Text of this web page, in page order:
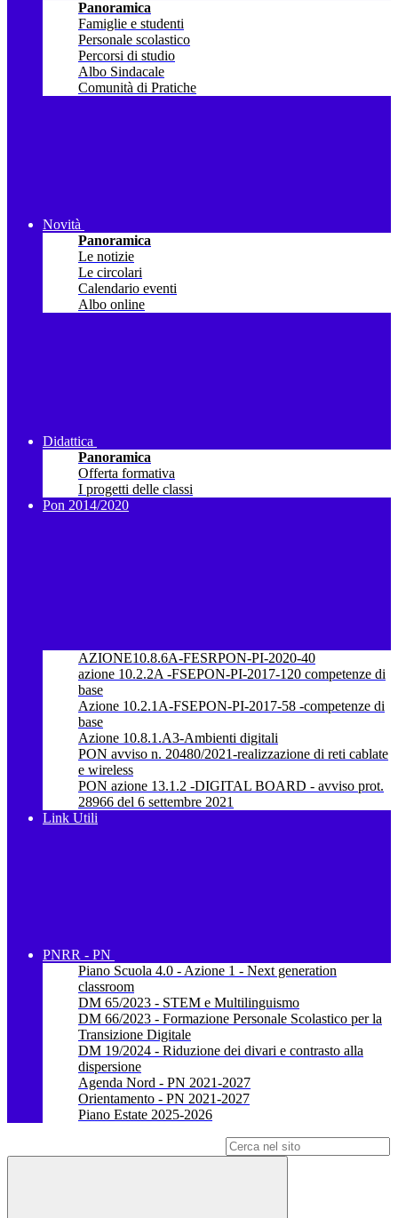
Panoramica
Famiglie e studenti
Personale scolastico
Percorsi di studio
Albo Sindacale
Comunità di Pratiche
Novità
Panoramica
Le notizie
Le circolari
Calendario eventi
Albo online
Didattica
Panoramica
Offerta formativa
I progetti delle classi
Pon 2014/2020
AZIONE10.8.6A-FESRPON-PI-2020-40
azione 10.2.2A -FSEPON-PI-2017-120 competenze di
base
Azione 10.2.1A-FSEPON-PI-2017-58 -competenze di
base
Azione 10.8.1.A3-Ambienti digitali
PON avviso n. 20480/2021-realizzazione di reti cablate
e wireless
PON azione 13.1.2 -DIGITAL BOARD - avviso prot.
28966 del 6 settembre 2021
Link Utili
PNRR - PN
Piano Scuola 4.0 - Azione 1 - Next generation
classroom
DM 65/2023 - STEM e Multilinguismo
DM 66/2023 - Formazione Personale Scolastico per la
Transizione Digitale
DM 19/2024 - Riduzione dei divari e contrasto alla
dispersione
Agenda Nord - PN 2021-2027
Orientamento - PN 2021-2027
Piano Estate 2025-2026